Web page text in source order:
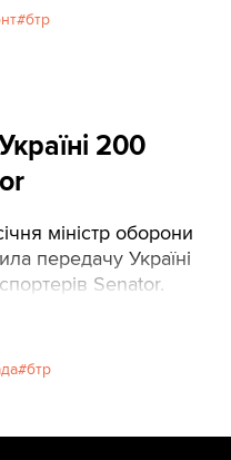
бтр
200
міністр оборони
передачу Україні
Senator.
бтр